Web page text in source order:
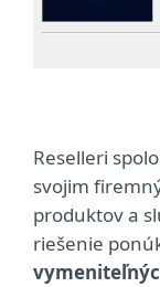
Reselleri
svojim
produktov a
riešenie